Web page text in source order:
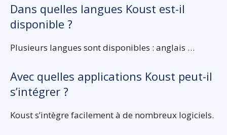
Dans quelles langues Koust est-il
disponible ?
Plusieurs langues sont disponibles : anglais …
Avec quelles applications Koust peut-il
s’intégrer ?
Koust s’intègre facilement à de nombreux logiciels.